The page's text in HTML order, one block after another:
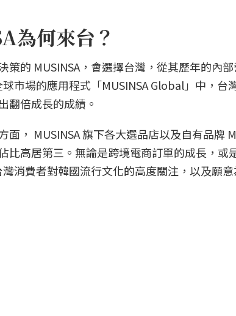
為何來台？
策的 MUSINSA，會選擇台灣，從其歷年的內
球市場的應用程式「MUSINSA Global」中，
翻倍成長的成績。
面， MUSINSA 旗下各大選品店以及自有品牌
比高居第三。無論是跨境電商訂單的成長，或
灣消費者對韓國流行文化的高度關注，以及願